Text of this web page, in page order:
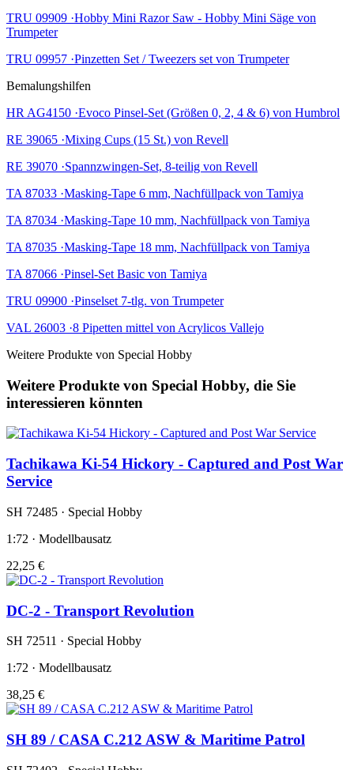
TRU 09909 ·Hobby Mini Razor Saw - Hobby Mini Säge von
Trumpeter
TRU 09957 ·Pinzetten Set / Tweezers set von Trumpeter
Bemalungshilfen
HR AG4150 ·Evoco Pinsel-Set (Größen 0, 2, 4 & 6) von Humbrol
RE 39065 ·Mixing Cups (15 St.) von Revell
RE 39070 ·Spannzwingen-Set, 8-teilig von Revell
TA 87033 ·Masking-Tape 6 mm, Nachfüllpack von Tamiya
TA 87034 ·Masking-Tape 10 mm, Nachfüllpack von Tamiya
TA 87035 ·Masking-Tape 18 mm, Nachfüllpack von Tamiya
TA 87066 ·Pinsel-Set Basic von Tamiya
TRU 09900 ·Pinselset 7-tlg. von Trumpeter
VAL 26003 ·8 Pipetten mittel von Acrylicos Vallejo
Weitere Produkte von Special Hobby
Weitere Produkte von Special Hobby, die Sie
interessieren könnten
Tachikawa Ki-54 Hickory - Captured and Post War
Service
SH 72485 · Special Hobby
1:72 · Modellbausatz
22,25 €
DC-2 - Transport Revolution
SH 72511 · Special Hobby
1:72 · Modellbausatz
38,25 €
SH 89 / CASA C.212 ASW & Maritime Patrol